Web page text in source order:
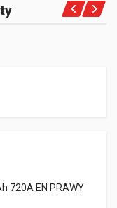
720A EN PRAWY